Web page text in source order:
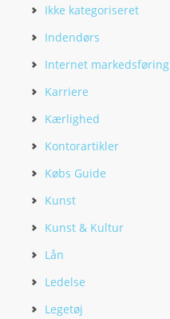
Ikke kategoriseret
Indendørs
Internet markedsføring
Karriere
Kærlighed
Kontorartikler
Købs Guide
Kunst
Kunst & Kultur
Lån
Ledelse
Legetøj